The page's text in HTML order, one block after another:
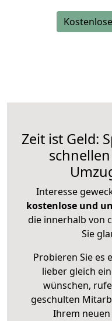
Zeit ist Geld:
Interesse
kostenlose und
die innerhalb von
Sie
Probieren Sie es
lieber gleich
wünschen,
geschulten
Ihrem